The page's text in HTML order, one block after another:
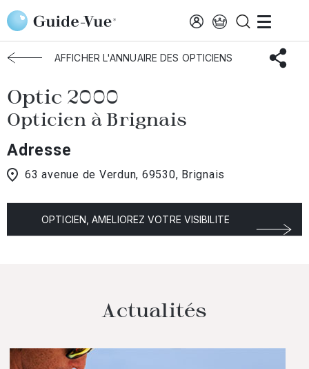
Aller au contenu principal
Accueil Choisir mon opticien Optic 2000
AFFICHER L'ANNUAIRE DES OPTICIENS
Optic 2000
Opticien à Brignais
Adresse
63 avenue de Verdun, 69530, Brignais
OPTICIEN, AMELIOREZ VOTRE VISIBILITE
Actualités